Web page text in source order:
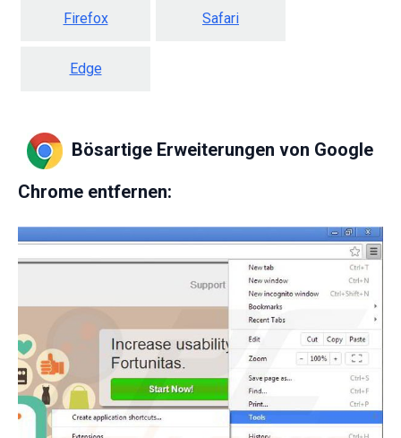
Firefox Safari
Edge
Bösartige Erweiterungen von Google
Chrome entfernen: